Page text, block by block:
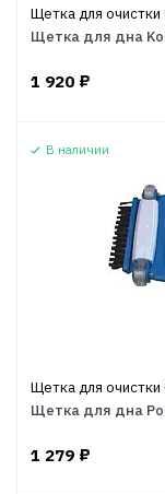
Щетка для очистки
Щетка для дна
1 920 ₽
В наличии
Щетка для очистки
Щетка для дна
1 279 ₽